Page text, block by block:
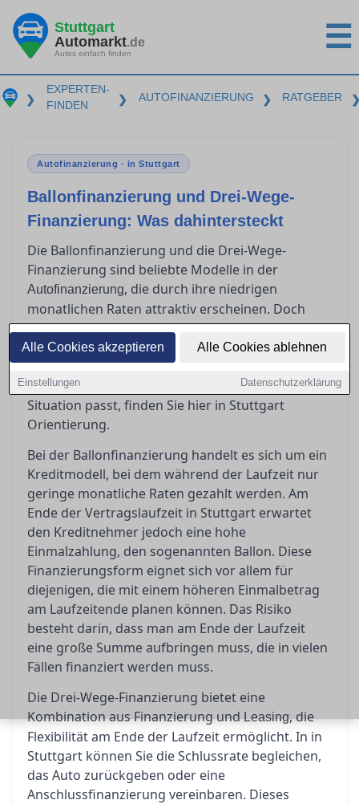
Alle Cookies akzeptieren Alle Cookies ablehnen
Einstellungen Datenschutzerklärung
Stuttgart
Automarkt.de
Autos einfach finden ☰
❯
EXPERTEN-
FINDEN
❯ AUTOFINANZIERUNG ❯ RATGEBER
Autofinanzierung · in Stuttgart
Ballonfinanzierung und Drei-Wege-
Finanzierung: Was dahintersteckt
Die Ballonfinanzierung und die Drei-Wege-
Finanzierung sind beliebte Modelle in der
Autofinanzierung, die durch ihre niedrigen
monatlichen Raten attraktiv erscheinen. Doch
was passiert am Ende der Laufzeit? Für wen sind
diese Modelle geeignet, und welche Risiken
sollten Sie beachten? Wenn Sie sich fragen,
welches Finanzierungsmodell am besten zu Ihrer
Situation passt, finden Sie hier in Stuttgart
Orientierung.
Bei der Ballonfinanzierung handelt es sich um ein
Kreditmodell, bei dem während der Laufzeit nur
geringe monatliche Raten gezahlt werden. Am
Ende der Vertragslaufzeit in Stuttgart erwartet
den Kreditnehmer jedoch eine hohe
Einmalzahlung, den sogenannten Ballon. Diese
Finanzierungsform eignet sich vor allem für
diejenigen, die mit einem höheren Einmalbetrag
am Laufzeitende planen können. Das Risiko
besteht darin, dass man am Ende der Laufzeit
eine große Summe aufbringen muss, die in vielen
Fällen finanziert werden muss.
Die Drei-Wege-Finanzierung bietet eine
Kombination aus Finanzierung undLeasing, die
Flexibilität am Ende der Laufzeit ermöglicht. In in
Stuttgart können Sie die Schlussrate begleichen,
das Auto zurückgeben oder eine
Anschlussfinanzierung vereinbaren. Dieses